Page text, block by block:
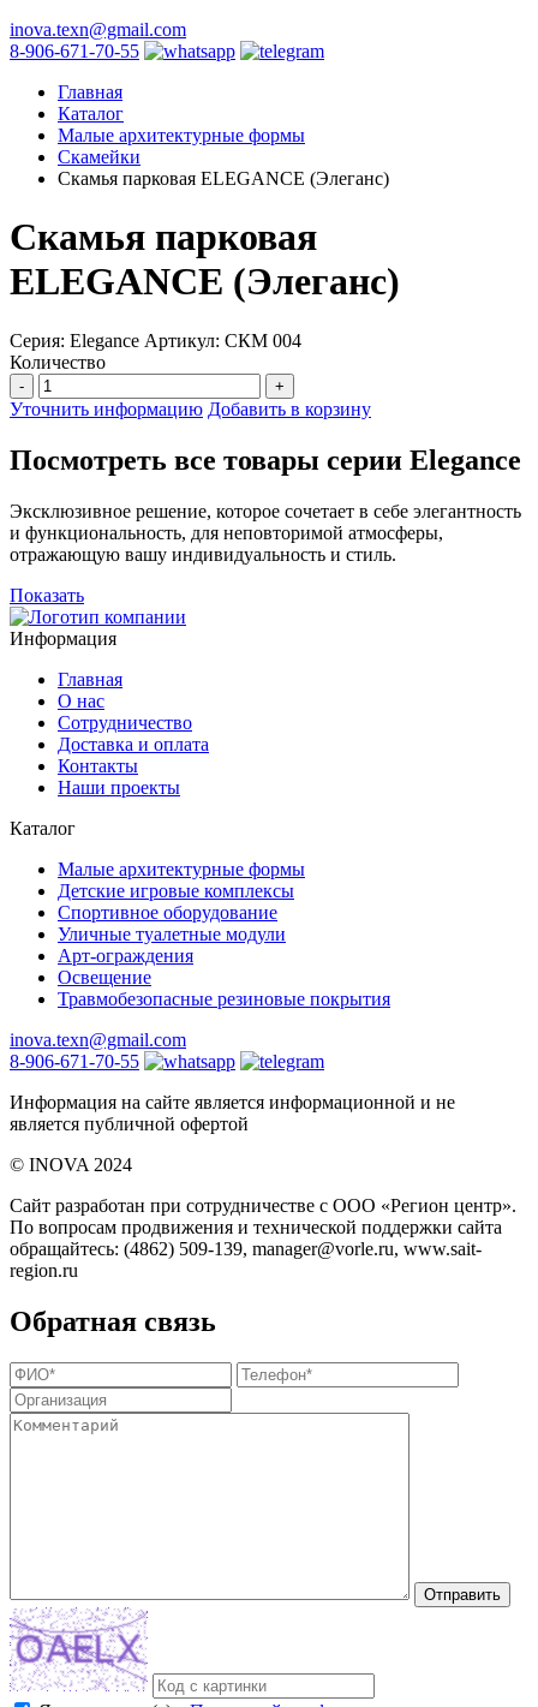
inova.texn@gmail.com
8-906-671-70-55
Главная
Каталог
Малые архитектурные формы
Скамейки
Скамья парковая ELEGANCE (Элеганс)
Скамья парковая
ELEGANCE (Элеганс)
Серия: Elegance Артикул: СКМ 004
Количество
- +
Уточнить информацию Добавить в корзину
Посмотреть все товары серии Elegance
Эксклюзивное решение, которое сочетает в себе элегантность
и функциональность, для неповторимой атмосферы,
отражающую вашу индивидуальность и стиль.
Показать
Информация
Главная
О нас
Сотрудничество
Доставка и оплата
Контакты
Наши проекты
Каталог
Малые архитектурные формы
Детские игровые комплексы
Спортивное оборудование
Уличные туалетные модули
Арт-ограждения
Освещение
Травмобезопасные резиновые покрытия
inova.texn@gmail.com
8-906-671-70-55
Информация на сайте является информационной и не
является публичной офертой
©️ INOVA 2024
Сайт разработан при сотрудничестве с ООО «Регион центр».
По вопросам продвижения и технической поддержки сайта
обращайтесь: (4862) 509-139, manager@vorle.ru, www.sait-
region.ru
Обратная связь
Отправить